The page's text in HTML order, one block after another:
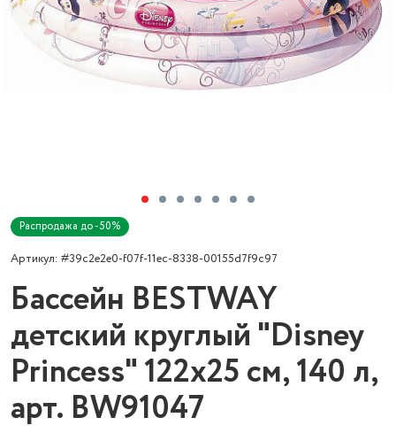
Распродажа до -50%
Артикул: #39c2e2e0-f07f-11ec-8338-00155d7f9c97
Бассейн BESTWAY
детский круглый "Disney
Princess" 122x25 см, 140 л,
арт. BW91047